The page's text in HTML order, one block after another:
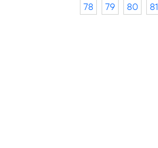
78
79 80 81